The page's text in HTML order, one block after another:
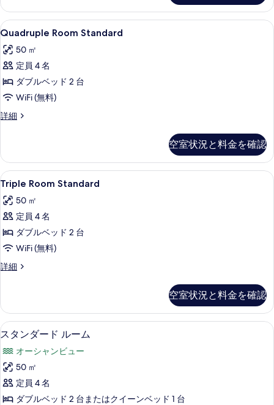
件
を
表
示
す
る
細
Quadruple
Room
Standard
の
す
べ
て
真
を
表
示
す
る
セーフティボックス (室内)、遮光カ
6
Quadruple Room Standard
50 ㎡
定員 4 名
ダブルベッド 2 台
WiFi (無料)
詳細
Quadruple
詳
細
空室状況と料金を確認
Triple
Room
Standard
の
す
べ
て
真
を
表
示
す
る
セーフティボックス (室内)、遮光カ
7
Triple Room Standard
50 ㎡
定員 4 名
ダブルベッド 2 台
WiFi (無料)
詳細
Triple
詳
細
空室状況と料金を確認
ス
ン
ダ
ー
スタンダード ルーム | セーフティボ
15
スタンダード ルーム
オーシャンビュー
50 ㎡
定員 4 名
ダブルベッド 2 台またはクイーンベッド 1 台